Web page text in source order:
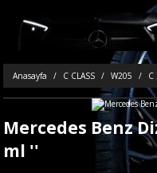
Anasayfa C CLASS W205 C
Mercedes Benz
ml ''